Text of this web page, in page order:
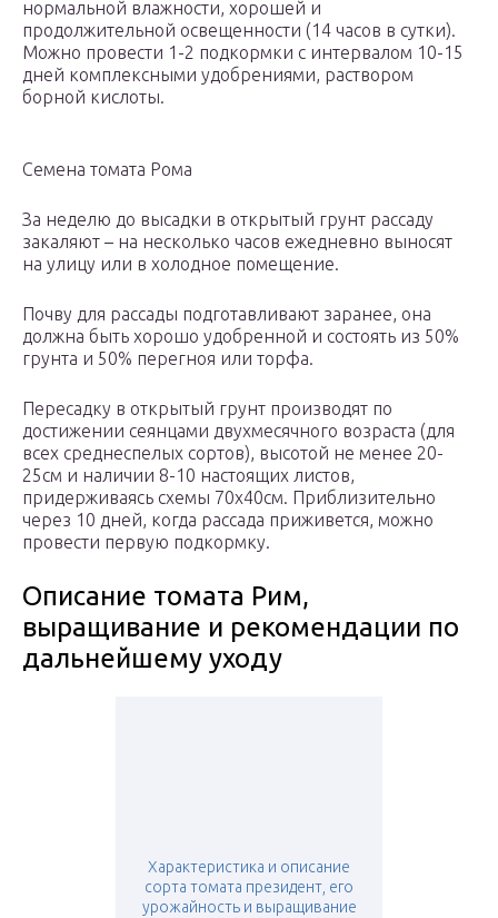
нормальной влажности, хорошей и
продолжительной освещенности (14 часов в сутки).
Можно провести 1-2 подкормки с интервалом 10-15
дней комплексными удобрениями, раствором
борной кислоты.
Семена томата Рома
За неделю до высадки в открытый грунт рассаду
закаляют – на несколько часов ежедневно выносят
на улицу или в холодное помещение.
Почву для рассады подготавливают заранее, она
должна быть хорошо удобренной и состоять из 50%
грунта и 50% перегноя или торфа.
Пересадку в открытый грунт производят по
достижении сеянцами двухмесячного возраста (для
всех среднеспелых сортов), высотой не менее 20-
25см и наличии 8-10 настоящих листов,
придерживаясь схемы 70х40см. Приблизительно
через 10 дней, когда рассада приживется, можно
провести первую подкормку.
Описание томата Рим,
выращивание и рекомендации по
дальнейшему уходу
Характеристика и описание
сорта томата президент, его
урожайность и выращивание